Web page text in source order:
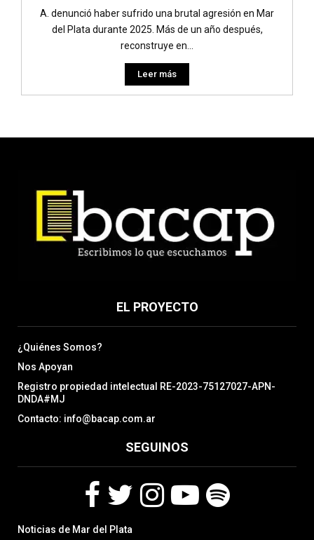
A. denunció haber sufrido una brutal agresión en Mar
del Plata durante 2025. Más de un año después,
reconstruye en...
Leer más
EL PROYECTO
¿Quiénes Somos?
Nos Apoyan
Registro propiedad intelectual RE-2023-75127027-APN-
DNDA#MJ
Contacto: info@bacap.com.ar
SEGUINOS
a
w
Noticias de Mar del Plata